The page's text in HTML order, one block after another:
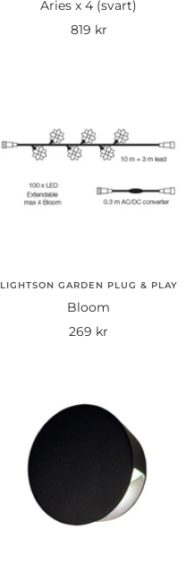
Aries x 4 (svart)
Rea-
819 kr
LIGHTSON GARDEN PLUG & PLAY
Bloom
Rea-
269 kr